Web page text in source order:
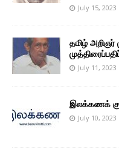
July 15, 2023
தமிழ் அறிஞர்
July 11, 2023
இலக்கணக்
July 10, 2023